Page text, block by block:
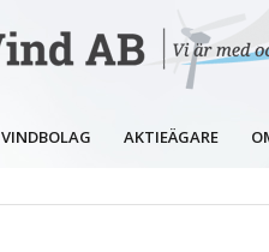
VINDBOLAG AKTIEÄGARE